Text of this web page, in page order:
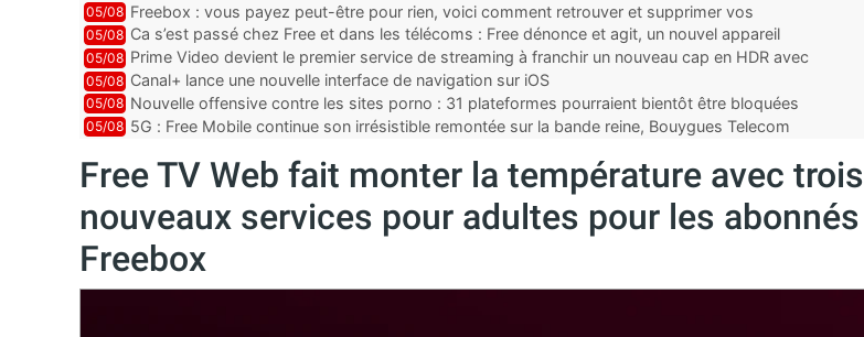
05/08 Freebox : vous payez peut-être pour rien, voici comment retrouver et supprimer vos
abonnements TV oubliés
05/08 Ca s’est passé chez Free et dans les télécoms : Free dénonce et agit, un nouvel appareil
pointe le bout de...
05/08 Prime Video devient le premier service de streaming à franchir un nouveau cap en HDR avec
ce lancement
05/08 Canal+ lance une nouvelle interface de navigation sur iOS
05/08 Nouvelle offensive contre les sites porno : 31 plateformes pourraient bientôt être bloquées
par Orange, Free, SF...
05/08 5G : Free Mobile continue son irrésistible remontée sur la bande reine, Bouygues Telecom
Free TV Web fait monter la température avec trois
nouveaux services pour adultes pour les abonnés
Freebox